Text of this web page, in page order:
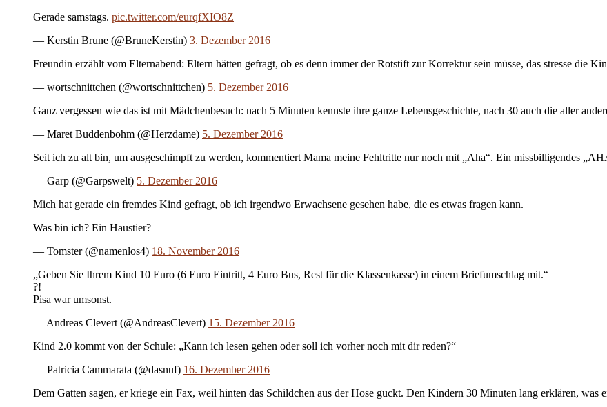
Gerade samstags. pic.twitter.com/eurqfXIO8Z
— Kerstin Brune (@BruneKerstin) 3. Dezember 2016
Freundin erzählt vom Elternabend: Eltern hätten gefragt, ob es denn immer der Rotstift zur Korrektur sein müsse, das stresse die
— wortschnittchen (@wortschnittchen) 5. Dezember 2016
Ganz vergessen wie das ist mit Mädchenbesuch: nach 5 Minuten kennste ihre ganze Lebensgeschichte, nach 30 auch die aller
— Maret Buddenbohm (@Herzdame) 5. Dezember 2016
Seit ich zu alt bin, um ausgeschimpft zu werden, kommentiert Mama meine Fehltritte nur noch mit „Aha“. Ein missbilligendes
— Garp (@Garpswelt) 5. Dezember 2016
Mich hat gerade ein fremdes Kind gefragt, ob ich irgendwo Erwachsene gesehen habe, die es etwas fragen kann.
Was bin ich? Ein Haustier?
— Tomster (@namenlos4) 18. November 2016
„Geben Sie Ihrem Kind 10 Euro (6 Euro Eintritt, 4 Euro Bus, Rest für die Klassenkasse) in einem Briefumschlag mit.“
?!
Pisa war umsonst.
— Andreas Clevert (@AndreasClevert) 15. Dezember 2016
Kind 2.0 kommt von der Schule: „Kann ich lesen gehen oder soll ich vorher noch mit dir reden?“
— Patricia Cammarata (@dasnuf) 16. Dezember 2016
Dem Gatten sagen, er kriege ein Fax, weil hinten das Schildchen aus der Hose guckt. Den Kindern 30 Minuten lang erklären, was